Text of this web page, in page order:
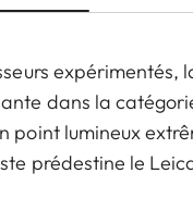
expérimentés,
dans la
point lumineux
prédestine le